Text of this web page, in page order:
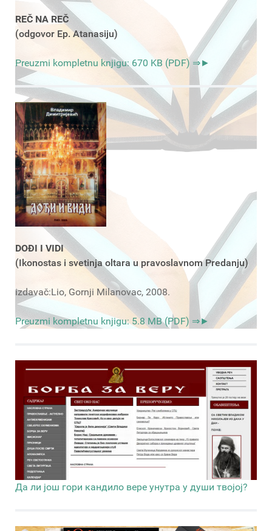
REČ NA REČ
(odgovor Ep. Atanasiju)
Preuzmi kompletnu knjigu: 670 KB (PDF) ⇒►
DOĐI I VIDI
(Ikonostas i svetinja oltara u pravoslavnom Predanju)
izdavač:Lio, Gornji Milanovac, 2008.
Preuzmi kompletnu knjigu: 5.8 MB (PDF) ⇒►
Да ли још гори кандило вере унутра у души твојој?